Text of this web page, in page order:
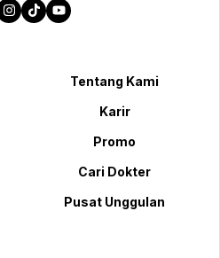
Tentang Kami
Karir
Promo
Cari Dokter
Pusat Unggulan